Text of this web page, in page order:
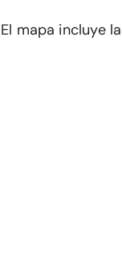
El mapa incluye